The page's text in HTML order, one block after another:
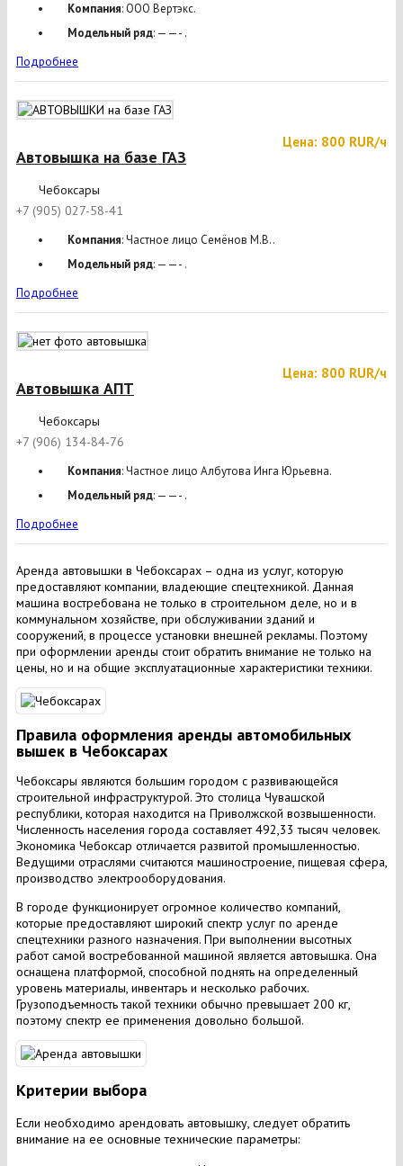
Компания: ООО Вертэкс.
Модельный ряд: ——- .
Подробнее
Автовышка на базе ГАЗ
Цена: 800 RUR/ч
Чебоксары
+7 (905) 027-58-41
Компания: Частное лицо Семёнов М.В..
Модельный ряд: ——- .
Подробнее
Автовышка АПТ
Цена: 800 RUR/ч
Чебоксары
+7 (906) 134-84-76
Компания: Частное лицо Албутова Инга Юрьевна.
Модельный ряд: ——- .
Подробнее
Аренда автовышки в Чебоксарах – одна из услуг, которую
предоставляют компании, владеющие спецтехникой. Данная
машина востребована не только в строительном деле, но и в
коммунальном хозяйстве, при обслуживании зданий и
сооружений, в процессе установки внешней рекламы. Поэтому
при оформлении аренды стоит обратить внимание не только на
цены, но и на общие эксплуатационные характеристики техники.
Правила оформления аренды автомобильных
вышек в Чебоксарах
Чебоксары являются большим городом с развивающейся
строительной инфраструктурой. Это столица Чувашской
республики, которая находится на Приволжской возвышенности.
Численность населения города составляет 492,33 тысяч человек.
Экономика Чебоксар отличается развитой промышленностью.
Ведущими отраслями считаются машиностроение, пищевая сфера,
производство электрооборудования.
В городе функционирует огромное количество компаний,
которые предоставляют широкий спектр услуг по аренде
спецтехники разного назначения. При выполнении высотных
работ самой востребованной машиной является автовышка. Она
оснащена платформой, способной поднять на определенный
уровень материалы, инвентарь и несколько рабочих.
Грузоподъемность такой техники обычно превышает 200 кг,
поэтому спектр ее применения довольно большой.
Критерии выбора
Если необходимо арендовать автовышку, следует обратить
внимание на ее основные технические параметры: